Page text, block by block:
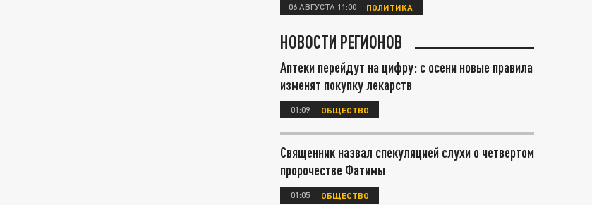
06 АВГУСТА 11:00 ПОЛИТИКА
НОВОСТИ РЕГИОНОВ
Аптеки перейдут на цифру: с осени новые правила
изменят покупку лекарств
01:09 ОБЩЕСТВО
Священник назвал спекуляцией слухи о четвертом
пророчестве Фатимы
01:05 ОБЩЕСТВО